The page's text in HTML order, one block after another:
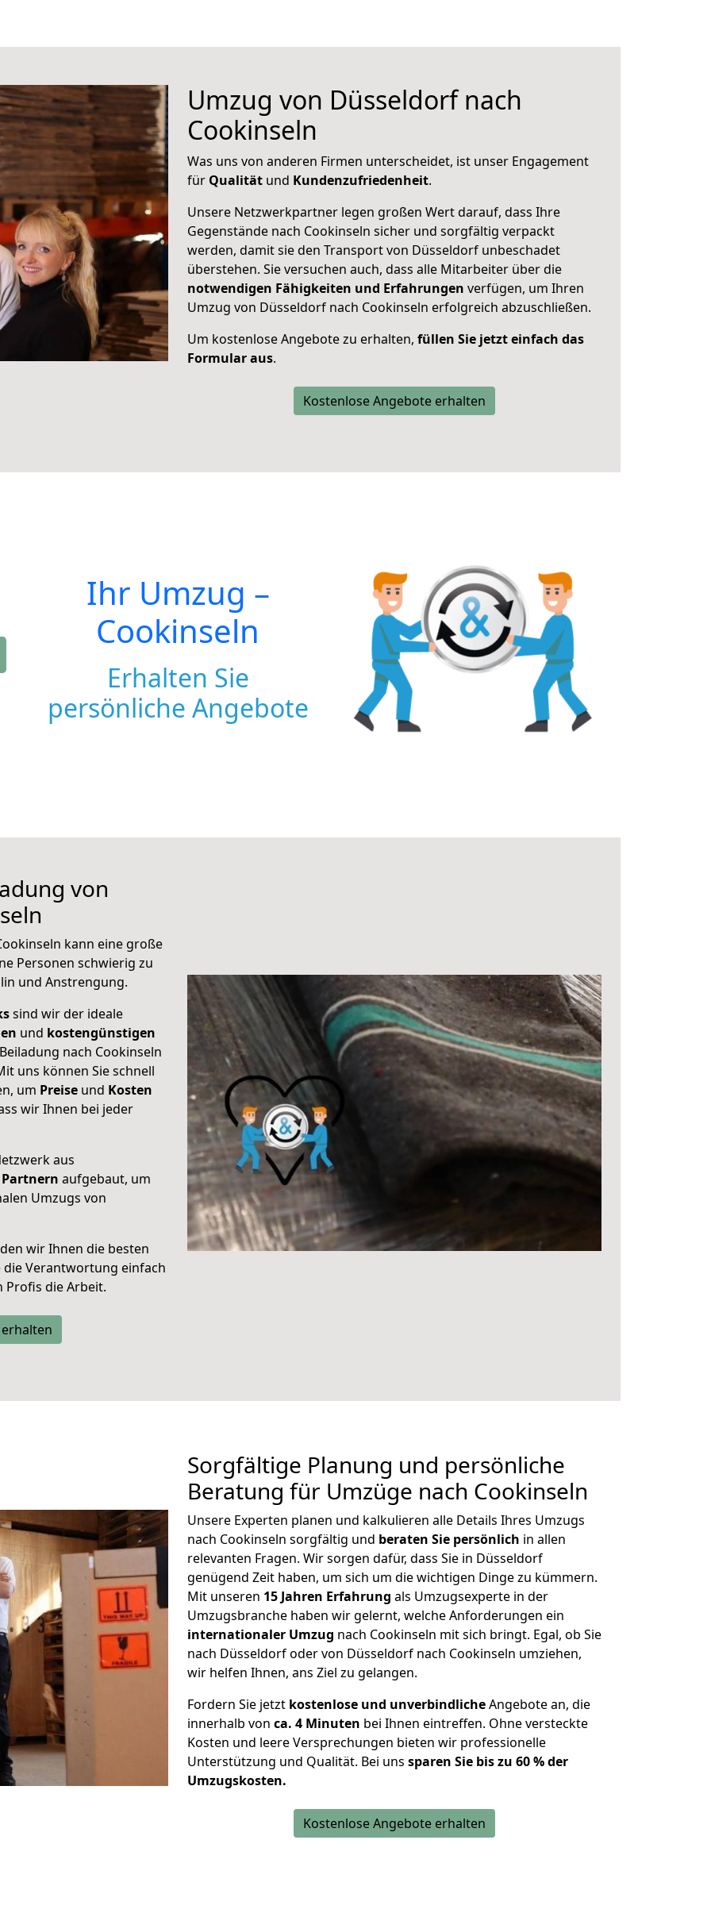
Umzug von Düsseldorf nach
Cookinseln
Was uns von anderen Firmen unterscheidet, ist unser Engagement
für Qualität und Kundenzufriedenheit.
Unsere Netzwerkpartner legen großen Wert darauf, dass Ihre
Gegenstände nach Cookinseln sicher und sorgfältig verpackt
werden, damit sie den Transport von Düsseldorf unbeschadet
überstehen. Sie versuchen auch, dass alle Mitarbeiter über die
notwendigen Fähigkeiten und Erfahrungen verfügen, um Ihren
Umzug von Düsseldorf nach Cookinseln erfolgreich abzuschließen.
Um kostenlose Angebote zu erhalten, füllen Sie jetzt einfach das
Formular aus.
Kostenlose Angebote erhalten
Ihr Umzug –
Cookinseln
Erhalten Sie
persönliche Angebote
von
kann eine große
Personen schwierig zu
und Anstrengung.
sind wir der ideale
und kostengünstigen
nach Cookinseln
uns können Sie schnell
um Preise und Kosten
wir Ihnen bei jeder
aus
aufgebaut, um
Umzugs von
wir Ihnen die besten
die Verantwortung einfach
Profis die Arbeit.
Sorgfältige Planung und persönliche
Beratung für Umzüge nach Cookinseln
Unsere Experten planen und kalkulieren alle Details Ihres Umzugs
nach Cookinseln sorgfältig und beraten Sie persönlich in allen
relevanten Fragen. Wir sorgen dafür, dass Sie in Düsseldorf
genügend Zeit haben, um sich um die wichtigen Dinge zu kümmern.
Mit unseren 15 Jahren Erfahrung als Umzugsexperte in der
Umzugsbranche haben wir gelernt, welche Anforderungen ein
internationaler Umzug nach Cookinseln mit sich bringt. Egal, ob Sie
nach Düsseldorf oder von Düsseldorf nach Cookinseln umziehen,
wir helfen Ihnen, ans Ziel zu gelangen.
Fordern Sie jetzt kostenlose und unverbindlicheAngebote an, die
innerhalb von ca. 4 Minuten bei Ihnen eintreffen. Ohne versteckte
Kosten und leere Versprechungen bieten wir professionelle
Unterstützung und Qualität. Bei uns sparen Sie bis zu 60 % der
Umzugskosten.
Kostenlose Angebote erhalten